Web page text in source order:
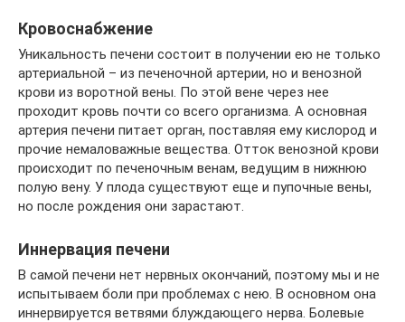
Кровоснабжение
Уникальность печени состоит в получении ею не только
артериальной – из печеночной артерии, но и венозной
крови из воротной вены. По этой вене через нее
проходит кровь почти со всего организма. А основная
артерия печени питает орган, поставляя ему кислород и
прочие немаловажные вещества. Отток венозной крови
происходит по печеночным венам, ведущим в нижнюю
полую вену. У плода существуют еще и пупочные вены,
но после рождения они зарастают.
Иннервация печени
В самой печени нет нервных окончаний, поэтому мы и не
испытываем боли при проблемах с нею. В основном она
иннервируется ветвями блуждающего нерва. Болевые